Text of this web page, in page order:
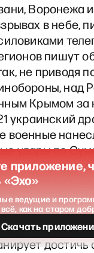
Воронежа
в небе,
пишут
не приводя
над
Крымом за
украинский
военные
удары по
города
отчитались
также
Данных о
нет.
достичь
приложение,
«Эхо»
ведущие и
как на старом
Скачать